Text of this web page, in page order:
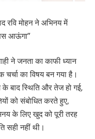
रवि मोहन ने अभिनय में
आऊंगा”
ने जनता का काफी ध्यान
चर्चा का विषय बन गया है।
बाद स्थिति और तेज हो गई,
को संबोधित करते हुए,
के लिए खुद को पूरी तरह
सही नहीं थी।